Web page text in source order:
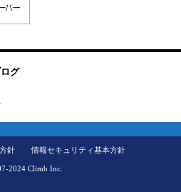
グ
針 情報セキュリティ基本方針
2024 Climb Inc.